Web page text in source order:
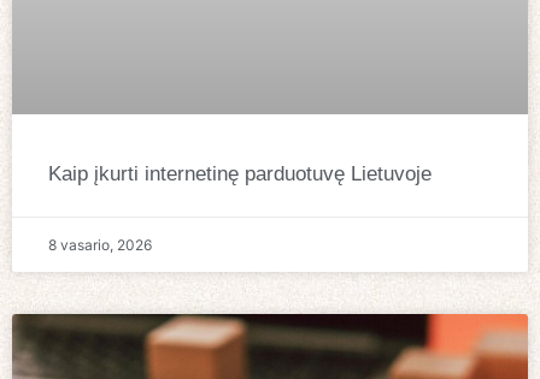
Kaip įkurti internetinę parduotuvę Lietuvoje
8 vasario, 2026